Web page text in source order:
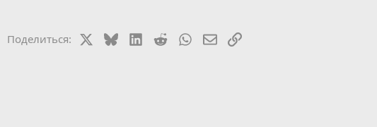
Поделиться: BlueskyLinkedIn
Reddit WhatsApp
Электронная почта
Ссылка